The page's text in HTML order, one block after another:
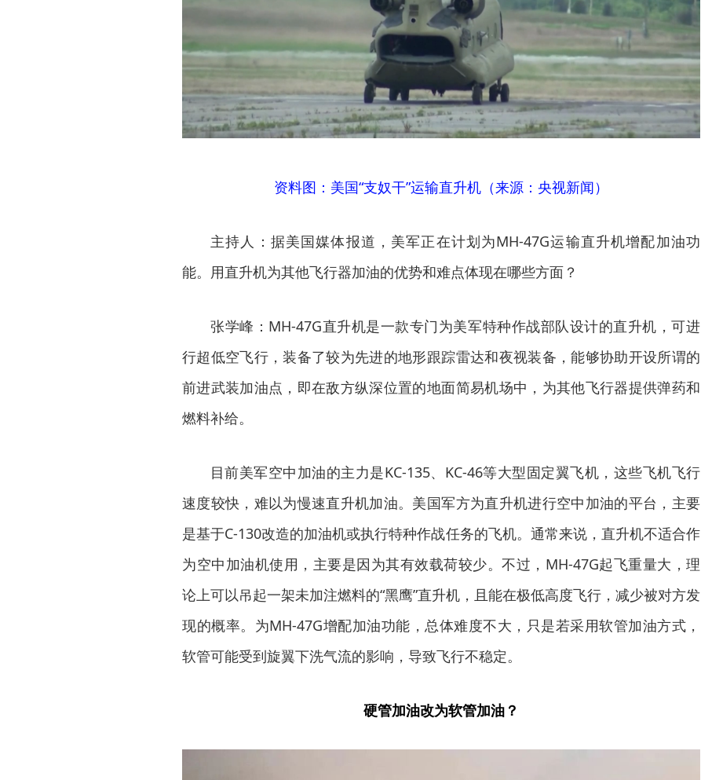
资料图：美国“支奴干”运输直升机（来源：央视新闻）
主持人：据美国媒体报道，美军正在计划为MH-47G运输直升机增配加油功
能。用直升机为其他飞行器加油的优势和难点体现在哪些方面？
张学峰：MH-47G直升机是一款专门为美军特种作战部队设计的直升机，可进
行超低空飞行，装备了较为先进的地形跟踪雷达和夜视装备，能够协助开设所谓的
前进武装加油点，即在敌方纵深位置的地面简易机场中，为其他飞行器提供弹药和
燃料补给。
目前美军空中加油的主力是KC-135、KC-46等大型固定翼飞机，这些飞机飞行
速度较快，难以为慢速直升机加油。美国军方为直升机进行空中加油的平台，主要
是基于C-130改造的加油机或执行特种作战任务的飞机。通常来说，直升机不适合作
为空中加油机使用，主要是因为其有效载荷较少。不过，MH-47G起飞重量大，理
论上可以吊起一架未加注燃料的“黑鹰”直升机，且能在极低高度飞行，减少被对方发
现的概率。为MH-47G增配加油功能，总体难度不大，只是若采用软管加油方式，
软管可能受到旋翼下洗气流的影响，导致飞行不稳定。
硬管加油改为软管加油？